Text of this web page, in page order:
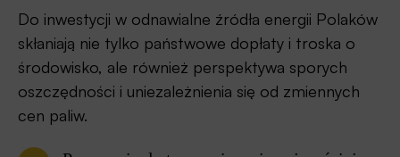
Do inwestycji w odnawialne źródła energii Polaków
skłaniają nie tylko państwowe dopłaty i troska o
środowisko, ale również perspektywa sporych
oszczędności i uniezależnienia się od zmiennych
cen paliw.